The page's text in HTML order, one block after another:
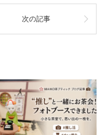
次の記事